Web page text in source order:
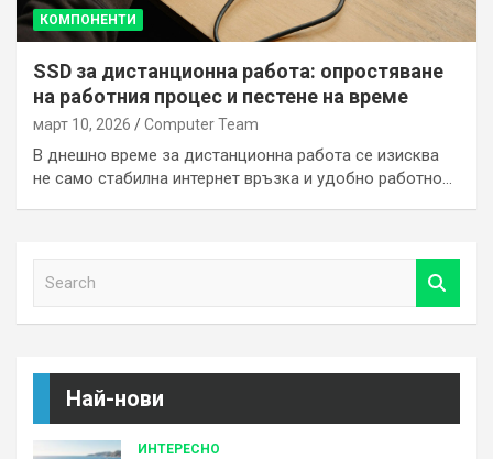
КОМПОНЕНТИ
SSD за дистанционна работа: опростяване
на работния процес и пестене на време
март 10, 2026 Computer Team
В днешно време за дистанционна работа се изисква
не само стабилна интернет връзка и удобно работно…
Най-нови
ИНТЕРЕСНО